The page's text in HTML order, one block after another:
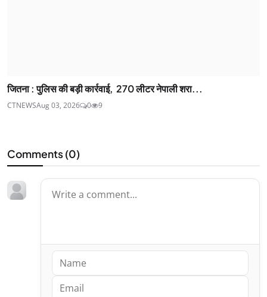
जितना : पुलिस की बड़ी कार्रवाई, 270 लीटर नेपाली शरा...
CTNEWSAug 03, 2026 0 9
Comments (0)